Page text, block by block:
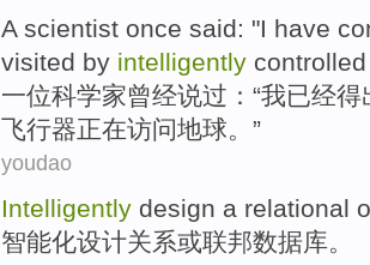
A scientist once said: "I have
visited by intelligently controlled
一位科学家曾经说过 ：“我已经得
飞行器正在访问地球。”
youdao
Intelligently design a relational
智能化设计关系或联邦数据库。